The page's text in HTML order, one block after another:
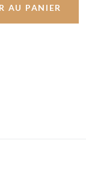
AU PANIER